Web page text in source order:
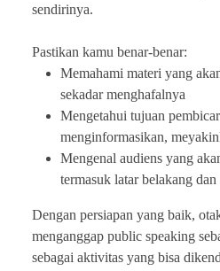
sendirinya.
Pastikan kamu benar-benar:
Memahami materi yang
sekadar menghafalnya
Mengetahui tujuan
menginformasikan,
Mengenal audiens yang
termasuk latar belakang
Dengan persiapan yang baik,
menganggap public speaking
sebagai aktivitas yang bisa